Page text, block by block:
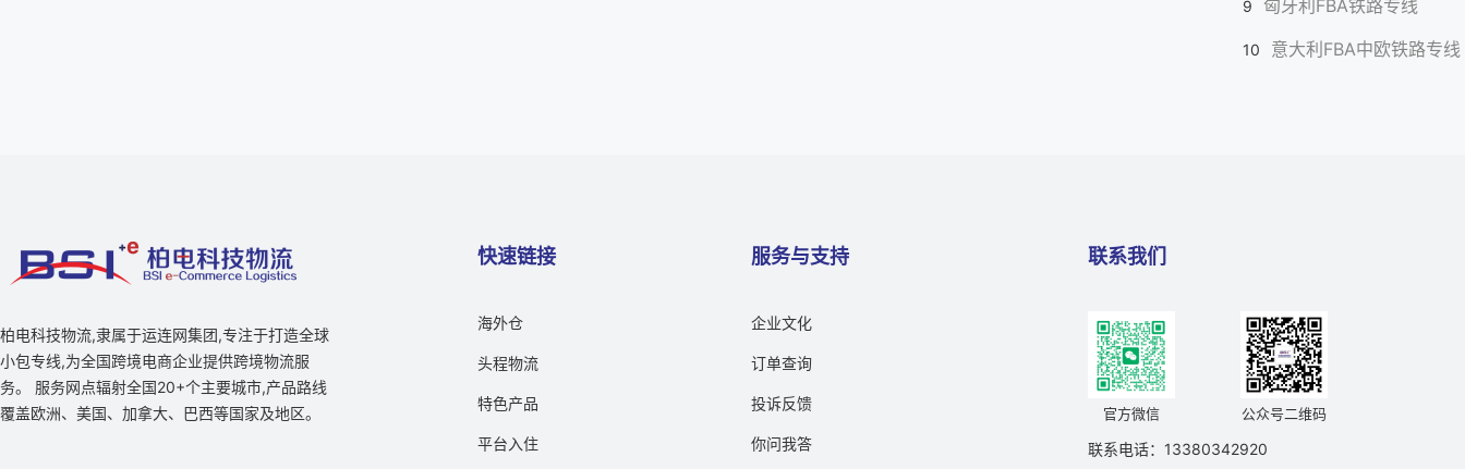
9 匈牙利FBA铁路专线
10 意大利FBA中欧铁路专线
柏电科技物流,隶属于运连网集团,专注于打造全球
小包专线,为全国跨境电商企业提供跨境物流服
务。 服务网点辐射全国20+个主要城市,产品路线
覆盖欧洲、美国、加拿大、巴西等国家及地区。
快速链接
海外仓
头程物流
特色产品
平台入住
服务与支持
企业文化
订单查询
投诉反馈
你问我答
联系我们
官方微信 公众号二维码
联系电话： 13380342920